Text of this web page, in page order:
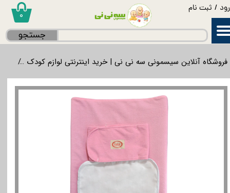
/ ثبت نام
حساب کاربری من
خروج از حساب کاربری
۰
جستجو
فروشگاه آنلاین سیسمونی سه نی نی | خرید اینترنتی لوازم کودک